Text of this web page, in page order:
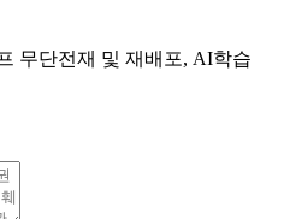
무단전재 및 재배포, AI학습